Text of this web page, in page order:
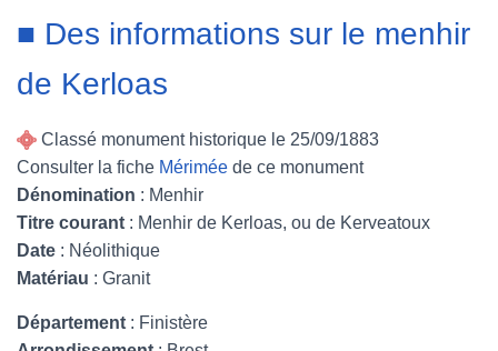
■ Des informations sur le menhir
de Kerloas
Classé monument historique le 25/09/1883
Consulter la fiche Mérimée de ce monument
Dénomination : Menhir
Titre courant : Menhir de Kerloas, ou de Kerveatoux
Date : Néolithique
Matériau : Granit
Département : Finistère